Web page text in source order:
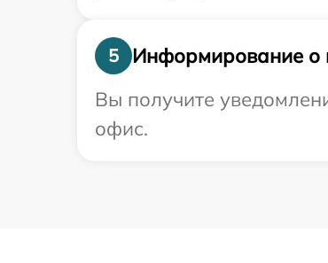
5
Информирование о
Вы получите
офис.